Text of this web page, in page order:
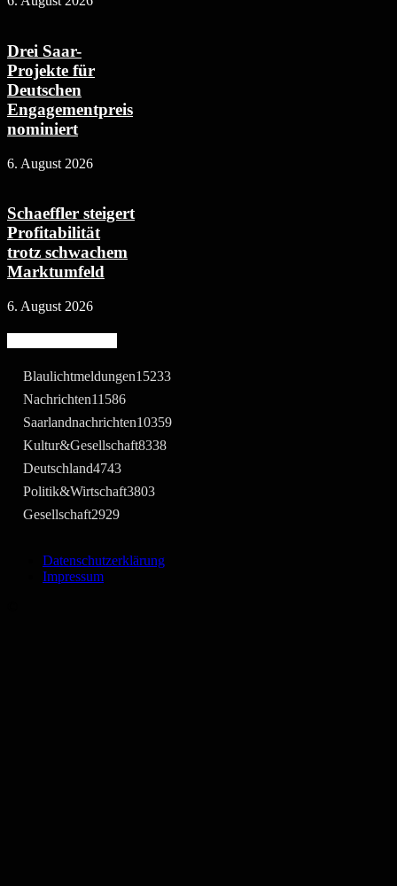
Drei Saar-
Projekte für
Deutschen
Engagementpreis
nominiert
6. August 2026
Schaeffler steigert
Profitabilität
trotz schwachem
Marktumfeld
6. August 2026
Blaulichtmeldungen15233
Nachrichten11586
Saarlandnachrichten10359
Kultur&Gesellschaft8338
Deutschland4743
Politik&Wirtschaft3803
Gesellschaft2929
Datenschutzerklärung
Impressum